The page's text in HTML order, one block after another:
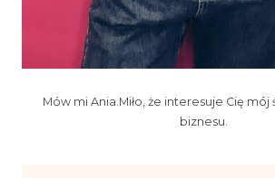
Mów mi Ania.Miło, że interesuje Cię mój
biznesu.